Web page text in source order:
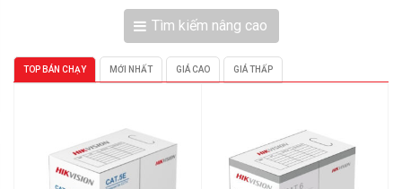
Tìm kiếm nâng cao
TOP BÁN CHẠY MỚI NHẤT GIÁ CAO GIÁ THẤP